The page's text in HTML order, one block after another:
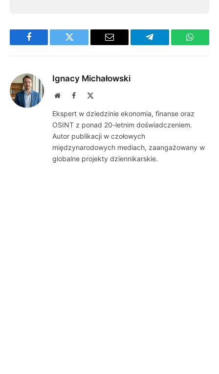
Facebook Twitter Email Telegram
Ignacy Michałowski
WebsiteFacebook
Ekspert w dziedzinie ekonomia, finanse oraz
OSINT z ponad 20-letnim doświadczeniem.
Autor publikacji w czołowych
międzynarodowych mediach, zaangażowany w
globalne projekty dziennikarskie.